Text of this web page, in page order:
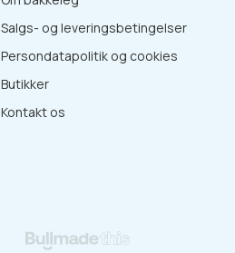
Salgs- og leveringsbetingelser
Persondatapolitik og cookies
Butikker
Kontakt os